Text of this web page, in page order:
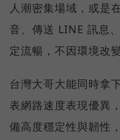
人潮密集場域，或是
音、傳送 LINE 訊息
定流暢，不因環境改
台灣大哥大能同時拿
表網路速度表現優異
備高度穩定性與韌性